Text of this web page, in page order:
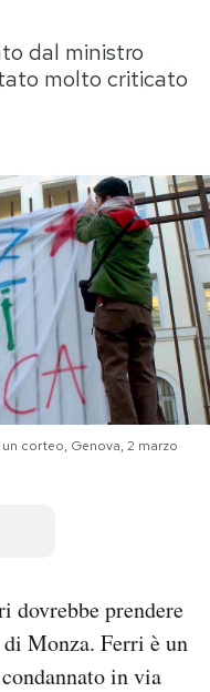
dal ministro
molto criticato
corteo, Genova, 2 marzo
prendere
Monza. Ferri è un
in via